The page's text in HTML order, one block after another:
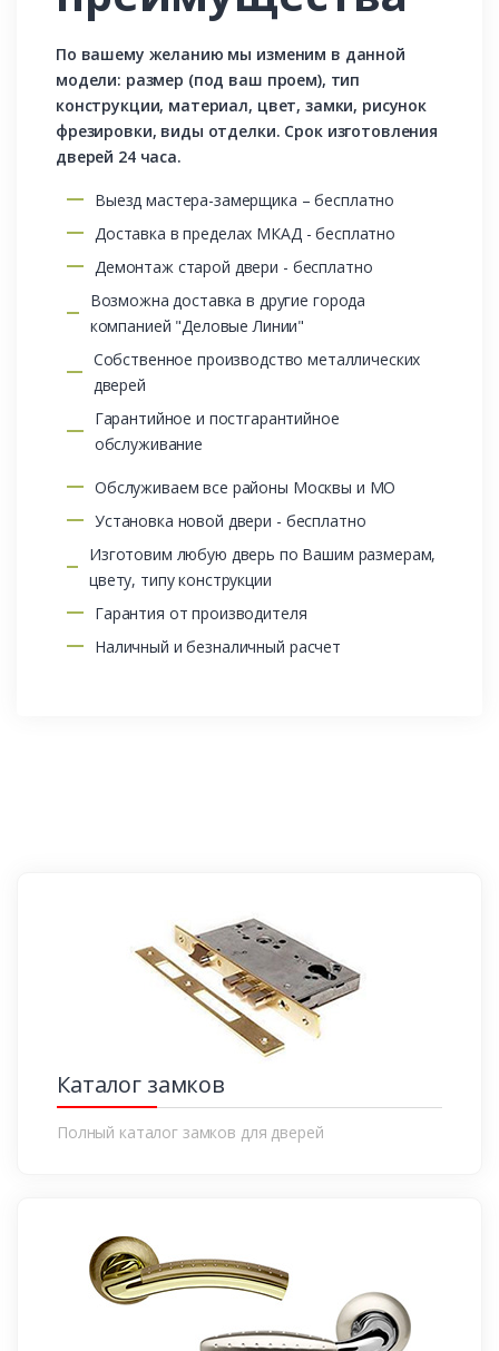
По вашему желанию мы изменим в данной
модели: размер (под ваш проем), тип
конструкции, материал, цвет, замки, рисунок
фрезировки, виды отделки. Срок изготовления
дверей 24 часа.
Выезд мастера-замерщика – бесплатно
Доставка в пределах МКАД - бесплатно
Демонтаж старой двери - бесплатно
Возможна доставка в другие города
компанией "Деловые Линии"
Собственное производство металлических
дверей
Гарантийное и постгарантийное
обслуживание
Обслуживаем все районы Москвы и МО
Установка новой двери - бесплатно
Изготовим любую дверь по Вашим размерам,
цвету, типу конструкции
Гарантия от производителя
Наличный и безналичный расчет
Каталог замков
Полный каталог замков для дверей